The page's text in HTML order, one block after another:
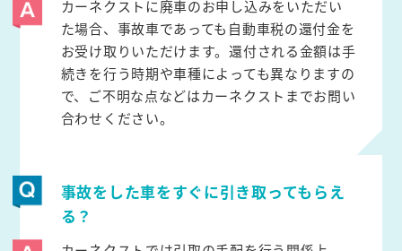
カーネクストに廃車のお申し込みをいただい
た場合、事故車であっても自動車税の還付金を
お受け取りいただけます。還付される金額は手
続きを行う時期や車種によっても異なりますの
で、ご不明な点などはカーネクストまでお問い
合わせください。
事故をした車をすぐに引き取ってもらえ
る？